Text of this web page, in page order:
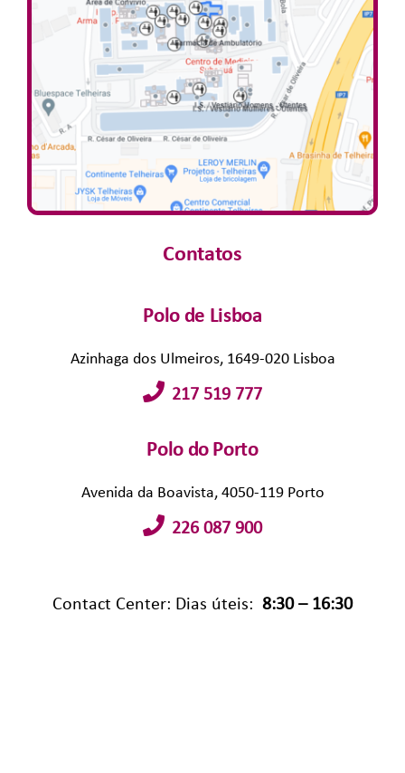
Contatos
Polo de Lisboa
Azinhaga dos Ulmeiros, 1649-020 Lisboa
217 519 777
Polo do Porto
Avenida da Boavista, 4050-119 Porto
226 087 900
Contact Center: Dias úteis: 8:30 – 16:30